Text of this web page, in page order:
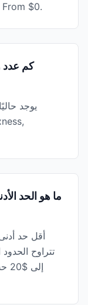
Regulated ويقدم رسوم تداول تبدأ من From $0.
كم عدد
ما هو الحد
أقل حد